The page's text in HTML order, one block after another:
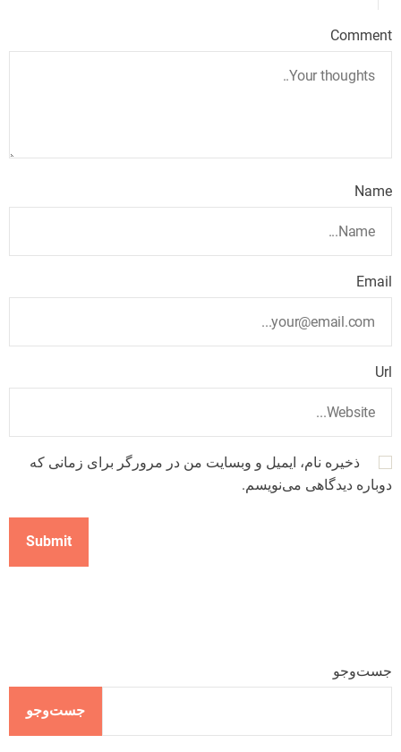
Comment
Name
Email
Url
ذخیره نام، ایمیل و وبسایت من در مرورگر برای زمانی که
دوباره دیدگاهی می‌نویسم.
جست‌وجو
جست‌وجو